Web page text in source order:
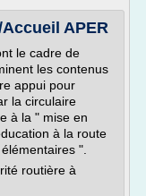
APER
le cadre de
les contenus
appui pour
la circulaire
à la " mise en
à la route
".
routière à